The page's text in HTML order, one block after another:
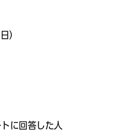
）
に回答した人